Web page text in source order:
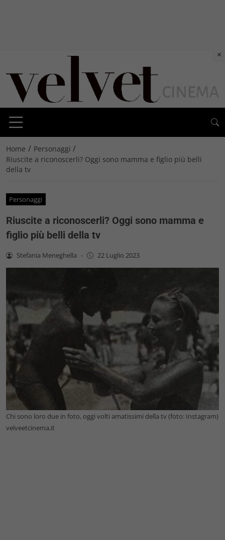
Home / Personaggi /
Riuscite a riconoscerli? Oggi sono mamma e figlio più belli
della tv
Personaggi
Riuscite a riconoscerli? Oggi sono mamma e
figlio più belli della tv
Stefania Meneghella - 22 Luglio 2023
Chi sono loro due in foto, oggi volti amatissimi della tv (foto: Instagram)
velveetcinema.it
×